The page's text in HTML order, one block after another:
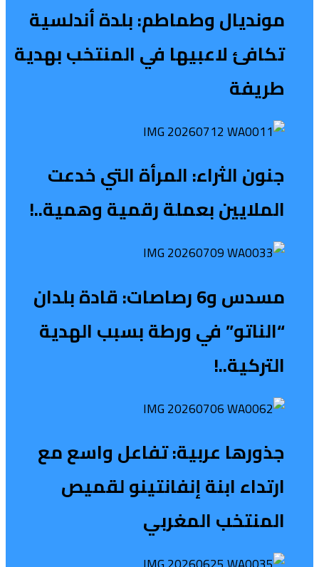
مونديال وطماطم: بلدة أندلسية
تكافئ لاعبيها في المنتخب بهدية
طريفة
جنون الثراء: المرأة التي خدعت
الملايين بعملة رقمية وهمية..!
مسدس و6 رصاصات: قادة بلدان
“الناتو” في ورطة بسبب الهدية
التركية..!
جذورها عربية: تفاعل واسع مع
ارتداء ابنة إنفانتينو لقميص
المنتخب المغربي